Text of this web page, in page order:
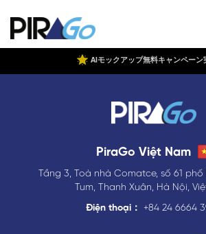
AIモックアップ無料キャンペーン
PiraGo Việt Nam
Tầng 3, Toà nhà Comatce, số 61 phố
Tum, Thanh Xuân, Hà Nội,
Điện thoại：
+84 24 6664